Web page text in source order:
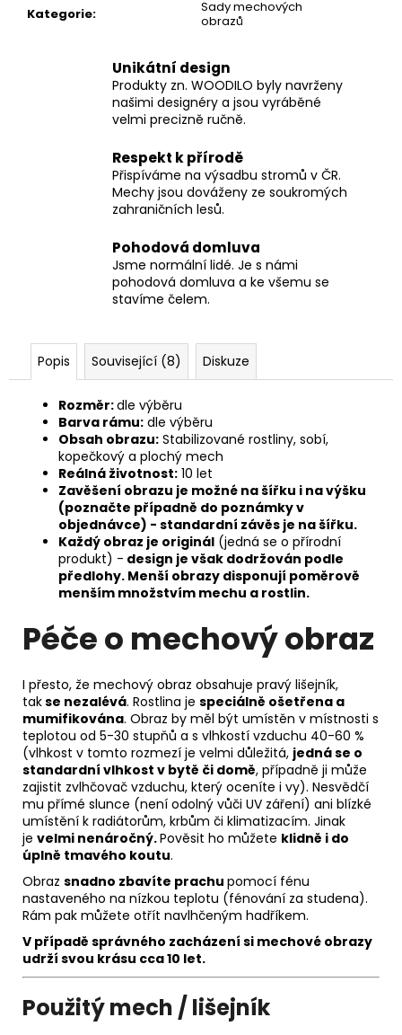
Kategorie:
Sady mechových
obrazů
Unikátní design
Produkty zn. WOODILO byly navrženy
našimi designéry a jsou vyráběné
velmi precizně ručně.
Respekt k přírodě
Přispíváme na výsadbu stromů v ČR.
Mechy jsou dováženy ze soukromých
zahraničních lesů.
Pohodová domluva
Jsme normální lidé. Je s námi
pohodová domluva a ke všemu se
stavíme čelem.
Popis Související (8) Diskuze
Rozměr:dle výběru
Barva rámu: dle výběru
Obsah obrazu: Stabilizované rostliny, sobí,
kopečkový a plochý mech
Reálná životnost: 10 let
Zavěšení obrazu je možné na šířku i na výšku
(poznačte případně do poznámky v
objednávce) - standardní závěs je na šířku.
Každý obraz je originál (jedná se o přírodní
produkt) - design je však dodržován podle
předlohy. Menší obrazy disponují poměrově
menším množstvím mechu a rostlin.
Péče o mechový obraz
I přesto, že mechový obraz obsahuje pravý lišejník,
takse nezalévá. Rostlina je speciálně ošetřena a
mumifikována. Obraz by měl být umístěn v místnosti s
teplotou od 5-30 stupňů a s vlhkostí vzduchu 40-60 %
(vlhkost v tomto rozmezí je velmi důležitá, jedná se o
standardní vlhkost v bytě či domě, případně ji může
zajistit zvlhčovač vzduchu, který oceníte i vy). Nesvědčí
mu přímé slunce (není odolný vůči UV záření) ani blízké
umístění k radiátorům, krbům či klimatizacím. Jinak
je velmi nenáročný.Pověsit ho můžete klidně i do
úplně tmavého koutu.
Obraz snadno zbavíte prachu pomocí fénu
nastaveného na nízkou teplotu (fénování za studena).
Rám pak můžete otřít navlhčeným hadříkem.
V případě správného zacházení si mechové obrazy
udrží svou krásu cca 10 let.
Použitý mech / lišejník